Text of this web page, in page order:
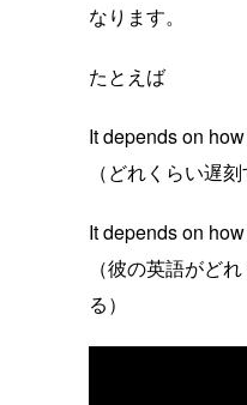
なります。
たとえば
It depends on
（どれくらい遅
It depends on
（彼の英語がど
る）